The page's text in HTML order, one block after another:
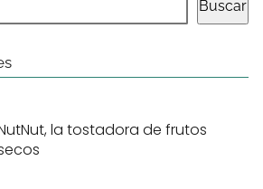
Buscar
la tostadora de frutos